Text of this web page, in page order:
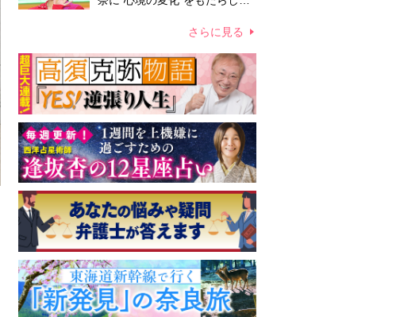
って「がんに蝕まれる母」を演
さらに見る